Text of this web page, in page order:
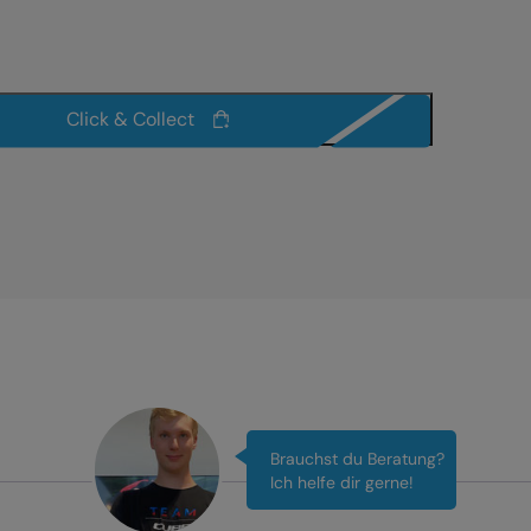
Click & Collect
Brauchst du Beratung?
Ich helfe dir gerne!